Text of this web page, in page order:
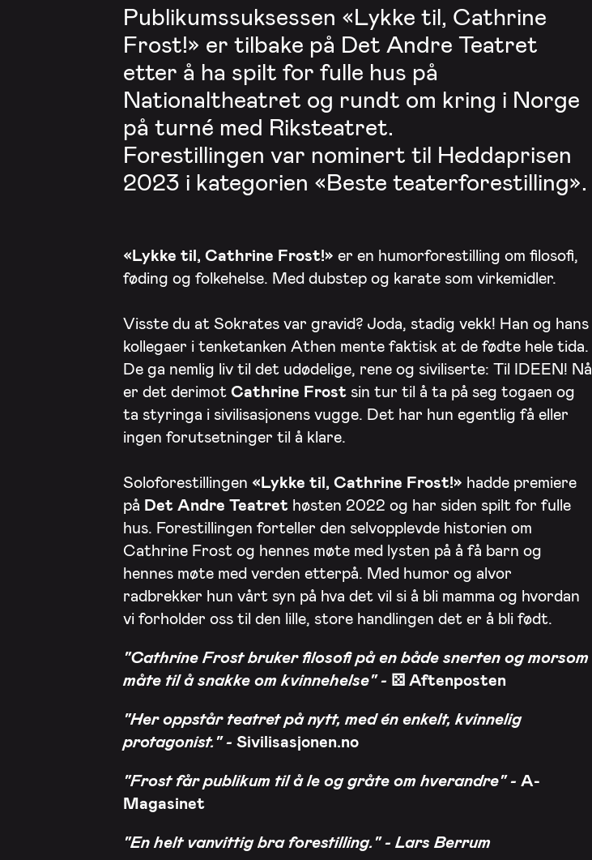
Publikumssuksessen «Lykke til, Cathrine
Frost!» er tilbake på Det Andre Teatret
etter å ha spilt for fulle hus på
Nationaltheatret og rundt om kring i Norge
på turné med Riksteatret.
Forestillingen var nominert til Heddaprisen
2023 i kategorien «Beste teaterforestilling».
«Lykke til, Cathrine Frost!» er en humorforestilling om filosofi,
føding og folkehelse. Med dubstep og karate som virkemidler.
Visste du at Sokrates var gravid? Joda, stadig vekk! Han og hans
kollegaer i tenketanken Athen mente faktisk at de fødte hele tida.
De ga nemlig liv til det udødelige, rene og siviliserte: Til IDEEN! Nå
er det derimot Cathrine Frost sin tur til å ta på seg togaen og
ta styringa i sivilisasjonens vugge. Det har hun egentlig få eller
ingen forutsetninger til å klare.
Soloforestillingen «Lykke til, Cathrine Frost!» hadde premiere
på Det Andre Teatret høsten 2022 og har siden spilt for fulle
hus. Forestillingen forteller den selvopplevde historien om
Cathrine Frost og hennes møte med lysten på å få barn og
hennes møte med verden etterpå. Med humor og alvor
radbrekker hun vårt syn på hva det vil si å bli mamma og hvordan
vi forholder oss til den lille, store handlingen det er å bli født.
"Cathrine Frost bruker filosofi på en både snerten og morsom
måte til å snakke om kvinnehelse" - ⚄ Aftenposten
"Her oppstår teatret på nytt, med én enkelt, kvinnelig
protagonist." - Sivilisasjonen.no
"Frost får publikum til å le og gråte om hverandre" - A-
Magasinet
"En helt vanvittig bra forestilling." - Lars Berrum